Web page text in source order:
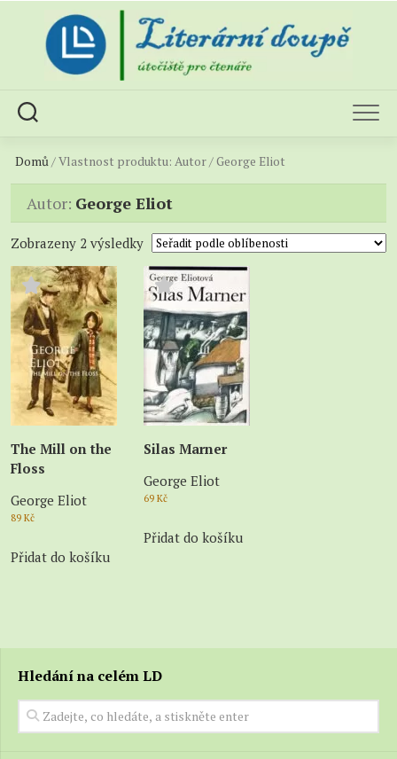
content
Domů/ Vlastnost produktu: Autor / George Eliot
Autor: George Eliot
Zobrazeny 2 výsledkySorted
popularity
The Mill on the
Floss
George Eliot
89 Kč
Přidat do košíku
Silas Marner
George Eliot
69 Kč
Přidat do košíku
Hledání na celém LD